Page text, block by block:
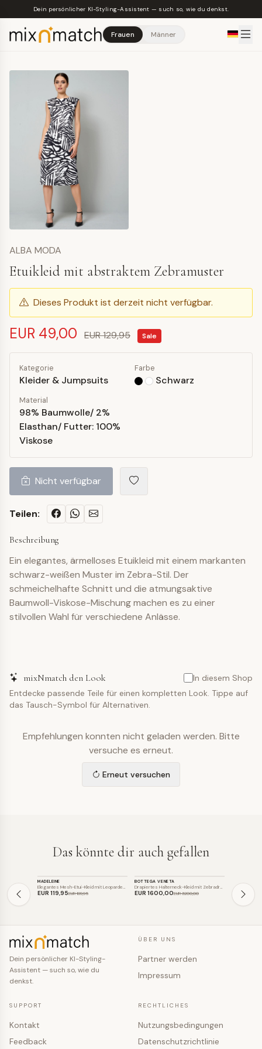
Skip to main content
Dein persönlicher KI-Styling-Assistent — such so, wie du denkst.
Frauen Männer
ALBA MODA
Etuikleid mit abstraktem Zebramuster
Dieses Produkt ist derzeit nicht verfügbar.
EUR 49,00 EUR 129,95 Sale
Kategorie
Kleider & Jumpsuits
Farbe
Schwarz
Material
98% Baumwolle/ 2%
Elasthan/ Futter: 100%
Viskose
Nicht verfügbar
Teilen:
Beschreibung
Ein elegantes, ärmelloses Etuikleid mit einem markanten
schwarz-weißen Muster im Zebra-Stil. Der
schmeichelhafte Schnitt und die atmungsaktive
Baumwoll-Viskose-Mischung machen es zu einer
stilvollen Wahl für verschiedene Anlässe.
mixNmatch den Look
In diesem Shop
Entdecke passende Teile für einen kompletten Look. Tippe auf
das Tausch-Symbol für Alternativen.
Empfehlungen konnten nicht geladen werden. Bitte
versuche es erneut.
Erneut versuchen
Das könnte dir auch gefallen
SALE
MADELEINE
Elegantes Mesh-Etui-Kleid mit Leoparden…
EUR 119,95EUR 189,95
SALE
BOTTEGA VENETA
Drapiertes Halterneck-Kleid mit Zebradr…
EUR 1600,00EUR 3200,00
SALE
EUR 160
Dein persönlicher KI-Styling-
Assistent — such so, wie du
denkst.
ÜBER UNS
Partner werden
Impressum
SUPPORT
Kontakt
Feedback
RECHTLICHES
Nutzungsbedingungen
Datenschutzrichtlinie